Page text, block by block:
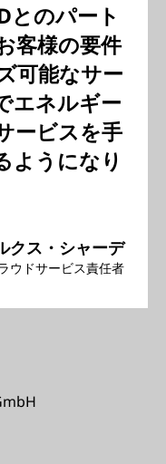
とのパート
客様の要件
可能なサー
エネルギー
ービスを手
ようになり
クス・シャーデ
ウドサービス責任者